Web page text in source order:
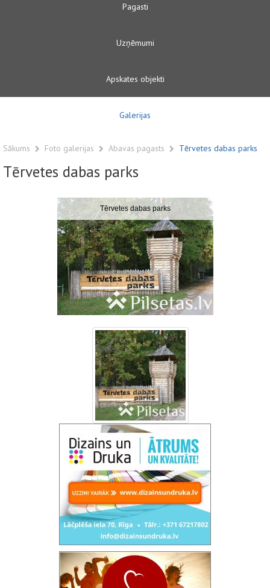
Pagasti
Uzņēmumi
Apskates objekti
Galerijas
Sākums Foto galerijas Abavas pagasts Tērvetes dabas parks
Tērvetes dabas parks
Tērvetes dabas parks